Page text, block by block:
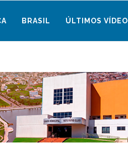
BRASIL ÚLTIMOS